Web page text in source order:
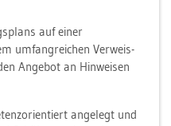
auf einer
um­fang­rei­chen Ver­weis­
An­ge­bot an Hin­wei­sen
an­ge­legt und